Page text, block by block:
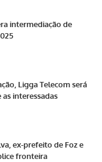
intermediação de
Ligga Telecom será
interessadas
ex-prefeito de Foz e
fronteira